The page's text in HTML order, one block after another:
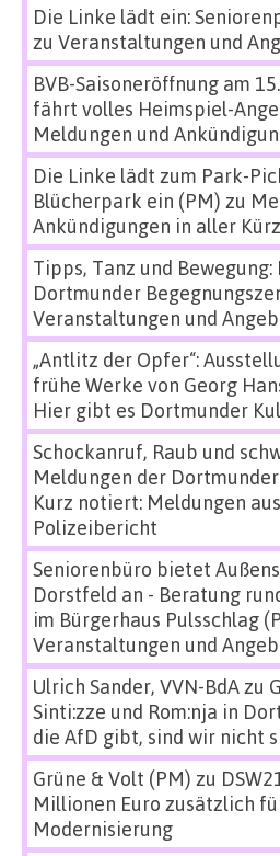
Die Linke lädt ein:
zu Veranstaltungen und
BVB-Saisoneröffnung am
fährt volles Heimspiel-
Meldungen und
Die Linke lädt zum Park-
Blücherpark ein (PM) zu
Ankündigungen in aller
Tipps, Tanz und
Dortmunder
Veranstaltungen und
„Antlitz der Opfer“:
frühe Werke von Georg
Hier gibt es Dortmunder
Schockanruf, Raub und
Meldungen der
Kurz notiert: Meldungen
Polizeibericht
Seniorenbüro bietet
Dorstfeld an - Beratung
im Bürgerhaus Pulsschlag
Veranstaltungen und
Ulrich Sander, VVN-BdAzu
Sinti:zze und Rom:nja in
die AfD gibt, sind wir nicht
Grüne & Volt (PM) zu
Millionen Euro zusätzlich
Modernisierung